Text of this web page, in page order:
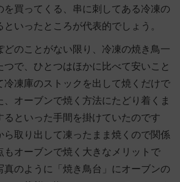
を買ってくる、串に刺してある冷凍の
いったところが代表的でしょう。
どのことがない限り、冷凍の焼き鳥一
で、ひとつはほかに比べて安いこと
冷凍庫のストックを出して焼くだけで
オーブンで焼く方法にたどり着くま
るといった手間を掛けていたのです
ら取り出して凍ったまま焼くので関係
もオーブンで焼く大きなメリットで
真のように「焼き鳥台」にオーブンの